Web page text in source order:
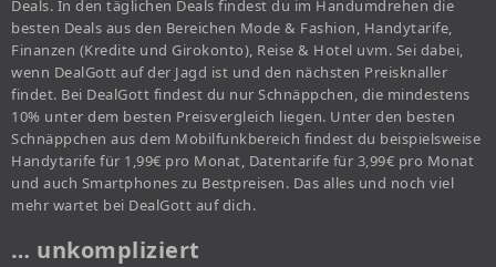
Deals. In den täglichen Deals findest du im Handumdrehen die
besten Deals aus den Bereichen Mode & Fashion, Handytarife,
Finanzen (Kredite und Girokonto), Reise & Hotel uvm. Sei dabei,
wenn DealGott auf der Jagd ist und den nächsten Preisknaller
findet. Bei DealGott findest du nur Schnäppchen, die mindestens
10% unter dem besten Preisvergleich liegen. Unter den besten
Schnäppchen aus dem Mobilfunkbereich findest du beispielsweise
Handytarife für 1,99€ pro Monat, Datentarife für 3,99€ pro Monat
und auch Smartphones zu Bestpreisen. Das alles und noch viel
mehr wartet bei DealGott auf dich.
… unkompliziert